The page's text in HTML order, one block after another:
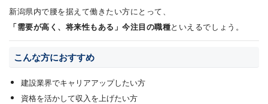
新潟県内で腰を据えて働きたい方にとって、
「需要が高く、将来性もある」今注目の職種といえるでしょう。
こんな方におすすめ
建設業界でキャリアアップしたい方
資格を活かして収入を上げたい方